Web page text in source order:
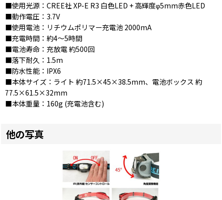
■使用光源：CREE社 XP-E R3 白色LED + 高輝度φ5mm赤色LED
■動作電圧：3.7V
■使用電池：リチウムポリマー充電池 2000mA
■充電時間：約4〜5時間
■電池寿命：充放電 約500回
■落下耐久：1.5m
■防水性能：IPX6
■本体サイズ：ライト 約71.5×45×38.5mm、電池ボックス 約
77.5×61.5×32mm
■本体重量：160g (充電池含む)
他の写真